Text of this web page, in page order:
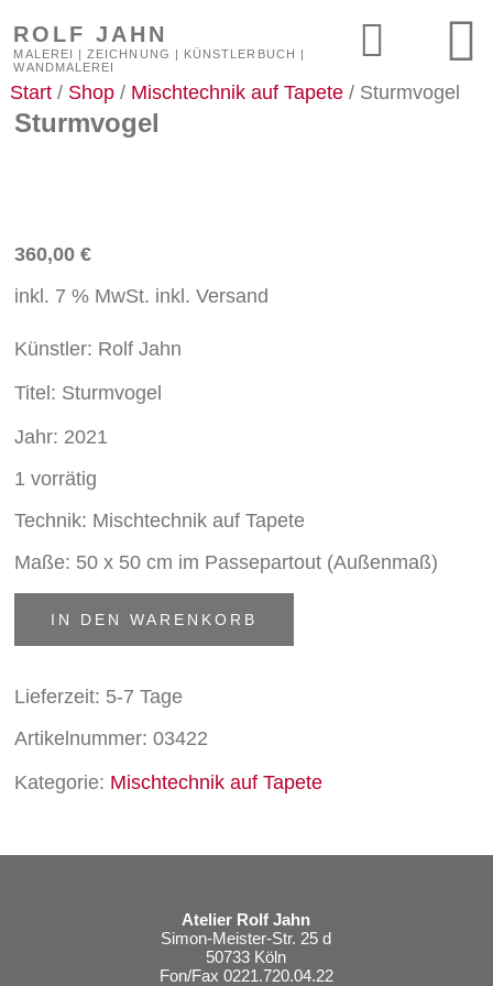
ROLF JAHN
MALEREI | ZEICHNUNG | KÜNSTLERBUCH |
WANDMALEREI
Start/ Shop/ Mischtechnik auf Tapete/ Sturmvogel
Sturmvogel
360,00€
inkl. 7 % MwSt. inkl. Versand
Künstler: Rolf Jahn
Titel: Sturmvogel
Jahr: 2021
1 vorrätig
Technik: Mischtechnik auf Tapete
Maße: 50 x 50 cm im Passepartout (Außenmaß)
MengeIN DEN WARENKORB
Lieferzeit: 5-7 Tage
Artikelnummer:03422
Kategorie: Mischtechnik auf Tapete
Atelier Rolf Jahn
Simon-Meister-Str. 25 d
50733 Köln
Fon/Fax 0221.720.04.22